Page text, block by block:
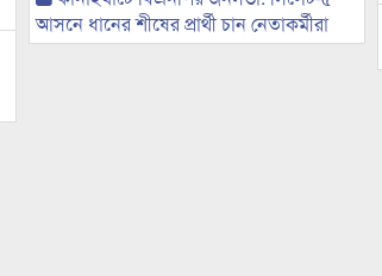
আসনে ধানের শীষের প্রার্থী চান নেতাকর্মীরা